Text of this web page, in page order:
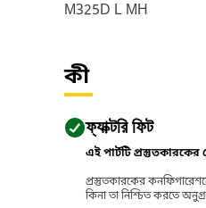
M325D L MH
কী
ফ্যাক্টরি ফিট
এই পার্টটি
প্রস্তুতকারকের
কিনা তা নিশ্চিত করতে